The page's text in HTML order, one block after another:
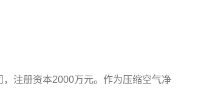
注册资本2000万元。作为压缩空气净